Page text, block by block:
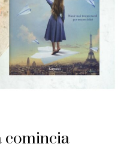
comincia